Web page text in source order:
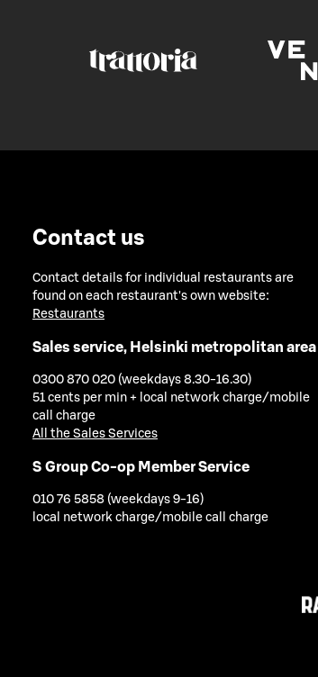
Contact us
Contact details for individual restaurants are
found on each restaurant's own website:
Restaurants
Sales service, Helsinki metropolitan area
0300 870 020 (weekdays 8.30-16.30)
51 cents per min + local network charge/mobile
call charge
All the Sales Services
S Group Co-op Member Service
010 76 5858 (weekdays 9-16)
local network charge/mobile call charge